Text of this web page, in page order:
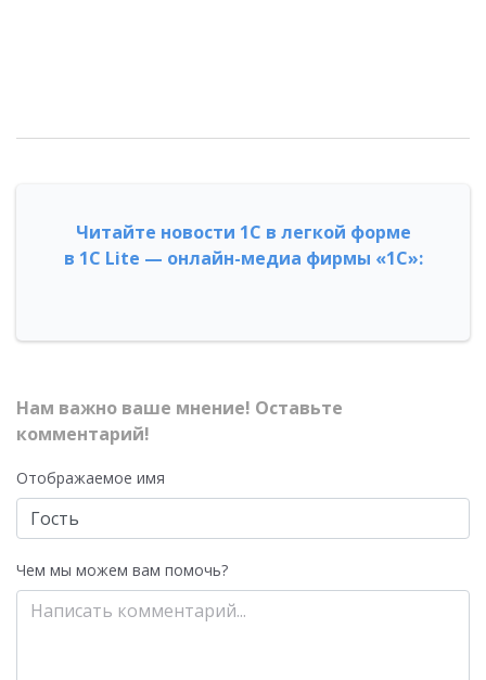
Читайте новости 1С в легкой форме
в 1С Lite — онлайн-медиа фирмы «1С»:
Нам важно ваше мнение! Оставьте
комментарий!
Отображаемое имя
Чем мы можем вам помочь?